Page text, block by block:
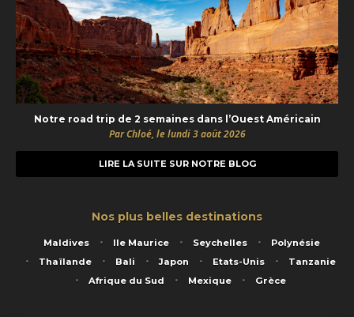
Notre road trip de 2 semaines dans l’Ouest Américain
Par Chloé, le lundi 3 août 2026
LIRE LA SUITE SUR NOTRE BLOG
Nos plus belles destinations
Maldives Ile Maurice Seychelles
Polynésie
Thaïlande
Bali Japon Etats-Unis
Tanzanie
Afrique du Sud
Mexique Grèce